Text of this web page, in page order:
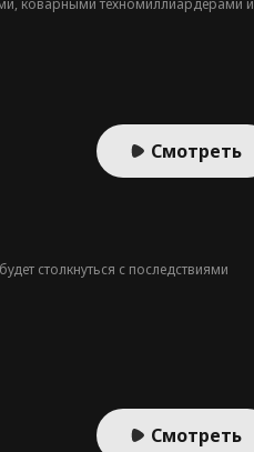
коварными техномиллиардерами и
Смотреть
столкнуться с последствиями
Смотреть